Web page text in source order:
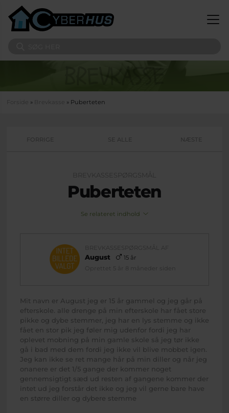
Du er her
» Brevkasse » Puberteten
FORRIGE SE ALLE NÆSTE
BREVKASSESPØRGSMÅL
Puberteten
Se relateret indhold
BREVKASSESPØRGSMÅL AF
August
15 år
Oprettet 5 år 8 måneder siden
Mit navn er August jeg er 15 år gammel og jeg går på
efterskole. alle drenge på min efterskole har fået store
pikke og dybe stemmer, jeg har en lys stemme og ikke
fået en stor pik jeg føler mig udenfor fordi jeg har
oplevet mobning på min gamle skole så jeg tør ikke
gå i bad med dem fordi jeg ikke vil blive mobbet igen.
Jeg kan ikke se ret mange hår på min diller og når jeg
onanere er det 1/5 gange der kommer noget
gennemsigtigt sæd ud resten af gangene kommer der
intet ud jeg forstår det ikke og jeg vil gerne bare have
en større diller og dybere stemme